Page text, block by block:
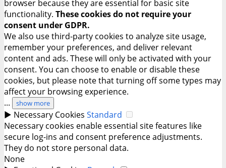
browser because they are essential for basic site
functionality. These cookies do not require your
consent under GDPR.
We also use third-party cookies to analyze site usage,
remember your preferences, and deliver relevant
content and ads. These will only be activated with your
consent. You can choose to enable or disable these
cookies, but please note that turning off some types may
affect your browsing experience.
...
show more
► Necessary Cookies Standard
Necessary cookies enable essential site features like
secure log-ins and consent preference adjustments.
They do not store personal data.
None